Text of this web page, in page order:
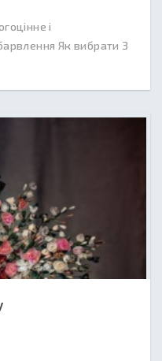
і
Як вибрати З